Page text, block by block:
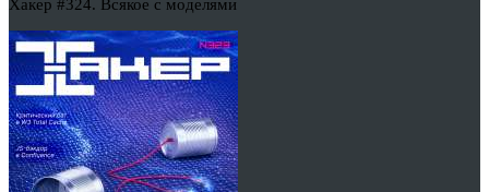
Хакер #324. Всякое с моделями